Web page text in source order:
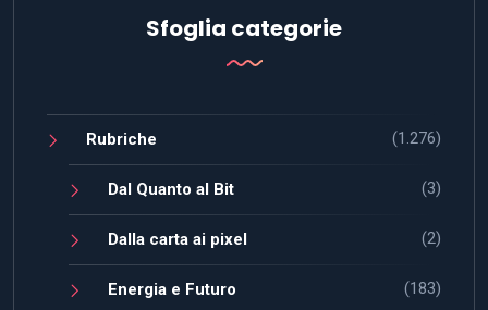
Sfoglia categorie
Rubriche (1.276)
Dal Quanto al Bit (3)
Dalla carta ai pixel (2)
Energia e Futuro (183)